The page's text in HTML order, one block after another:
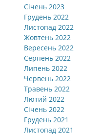
Січень 2023
Грудень 2022
Листопад 2022
Жовтень 2022
Вересень 2022
Серпень 2022
Липень 2022
Червень 2022
Травень 2022
Лютий 2022
Січень 2022
Грудень 2021
Листопад 2021